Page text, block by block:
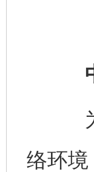
中
为
络环境